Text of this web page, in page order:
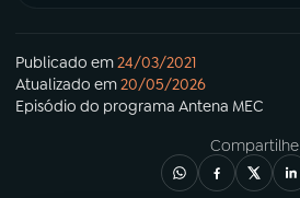
Publicado em24/03/2021
Atualizado em20/05/2026
Episódio do programa Antena MEC
Compartilhe